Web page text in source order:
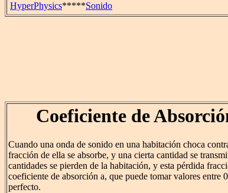
HyperPhysics*****Sonido
Coeficiente de
Cuando una onda de sonido en una habitación choca
fracción de ella se absorbe, y una cierta cantidad se
cantidades se pierden de la habitación, y esta pérdida
coeficiente de absorción a, que puede tomar valores entre
perfecto.